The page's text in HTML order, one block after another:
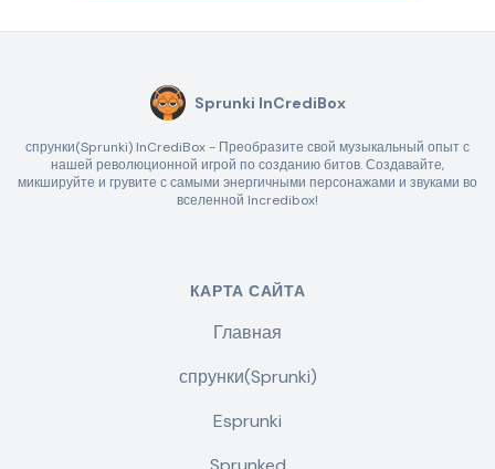
Sprunki InCrediBox
спрунки(Sprunki) InCrediBox - Преобразите свой музыкальный опыт с
нашей революционной игрой по созданию битов. Создавайте,
микшируйте и грувите с самыми энергичными персонажами и звуками во
вселенной Incredibox!
КАРТА САЙТА
Главная
спрунки(Sprunki)
Esprunki